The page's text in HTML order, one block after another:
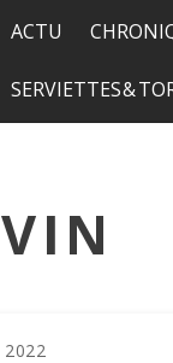
ACTU
SERVIETTES &
2022